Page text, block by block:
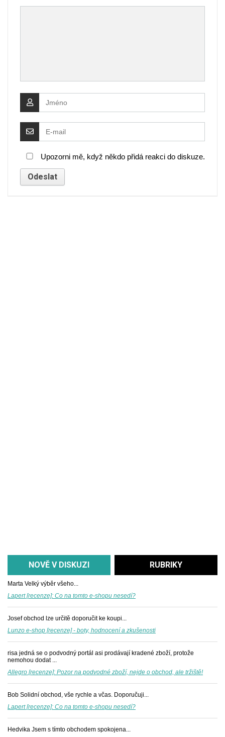
Upozorni mě, když někdo přidá reakci do diskuze.
NOVĚ V DISKUZI RUBRIKY
Marta Velký výběr všeho...
Lapert [recenze]: Co na tomto e-shopu nesedí?
Josefobchod lze určitě doporučit ke koupi...
Lunzo e-shop [recenze] - boty, hodnocení a zkušenosti
risa jedná se o podvodný portál asi prodávají kradené zboží, protože
nemohou dodat ...
Allegro [recenze]: Pozor na podvodné zboží, nejde o obchod, ale tržiště!
Bob Solidní obchod, vše rychle a včas. Doporučuji...
Lapert [recenze]: Co na tomto e-shopu nesedí?
Hedvika Jsem s tímto obchodem spokojena...